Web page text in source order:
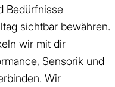
Bedürfnisse
sichtbar bewähren.
wir mit dir
Sensorik und
Wir